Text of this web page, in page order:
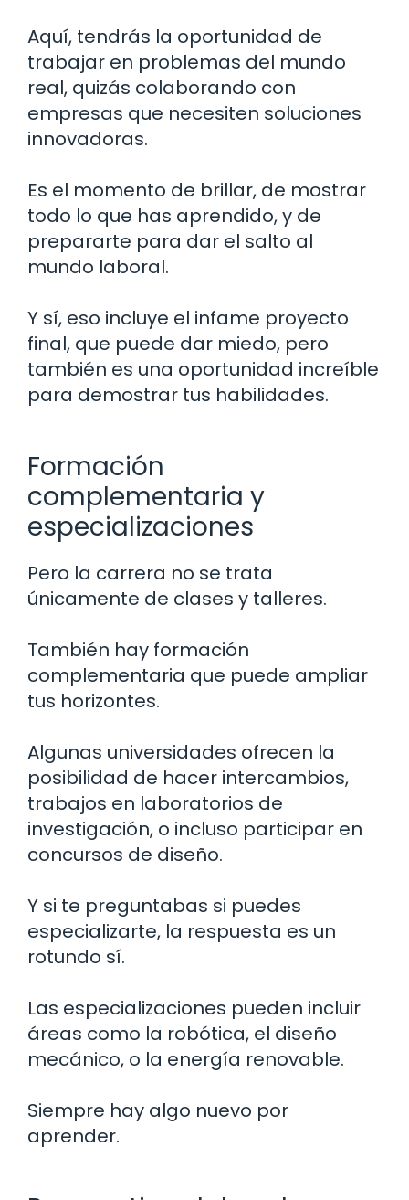
Aquí, tendrás la oportunidad de
trabajar en problemas del mundo
real, quizás colaborando con
empresas que necesiten soluciones
innovadoras.
Es el momento de brillar, de mostrar
todo lo que has aprendido, y de
prepararte para dar el salto al
mundo laboral.
Y sí, eso incluye el infame proyecto
final, que puede dar miedo, pero
también es una oportunidad increíble
para demostrar tus habilidades.
Formación
complementaria y
especializaciones
Pero la carrera no se trata
únicamente de clases y talleres.
También hay formación
complementaria que puede ampliar
tus horizontes.
Algunas universidades ofrecen la
posibilidad de hacer intercambios,
trabajos en laboratorios de
investigación, o incluso participar en
concursos de diseño.
Y si te preguntabas si puedes
especializarte, la respuesta es un
rotundo sí.
Las especializaciones pueden incluir
áreas como la robótica, el diseño
mecánico, o la energía renovable.
Siempre hay algo nuevo por
aprender.